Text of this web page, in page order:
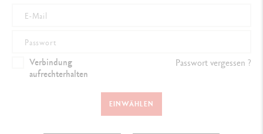
Verbindung
aufrechterhalten
Passwort vergessen ?
EINWÄHLEN